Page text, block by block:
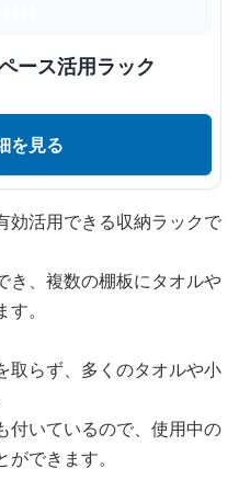
ース活用ラック
を見る
効活用できる収納ラックで
き、複数の棚板にタオルや
。
取らず、多くのタオルや小
付いているので、使用中の
できます。